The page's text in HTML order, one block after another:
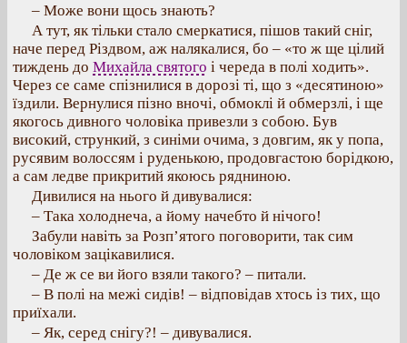
– Може вони щось знають?
А тут, як тільки стало смеркатися, пішов такий сніг,
наче перед Різдвом, аж налякалися, бо – «то ж ще цілий
тиждень до Михайла святого і череда в полі ходить».
Через се саме спізнилися в дорозі ті, що з «десятиною»
їздили. Вернулися пізно вночі, обмоклі й обмерзлі, і ще
якогось дивного чоловіка привезли з собою. Був
високий, стрункий, з синіми очима, з довгим, як у попа,
русявим волоссям і руденькою, продовгастою борідкою,
а сам ледве прикритий якоюсь рядниною.
Дивилися на нього й дивувалися:
– Така холоднеча, а йому начебто й нічого!
Забули навіть за Розп’ятого поговорити, так сим
чоловіком зацікавилися.
– Де ж се ви його взяли такого? – питали.
– В полі на межі сидів! – відповідав хтось із тих, що
приїхали.
– Як, серед снігу?! – дивувалися.